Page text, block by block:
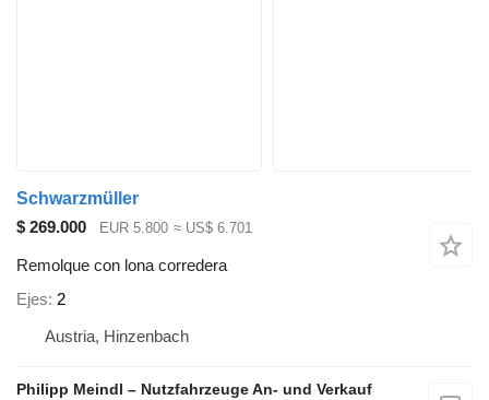
Schwarzmüller
$ 269.000
EUR 5.800 ≈ US$ 6.701
Remolque con lona corredera
Ejes 2
Austria, Hinzenbach
Philipp Meindl – Nutzfahrzeuge An- und Verkauf